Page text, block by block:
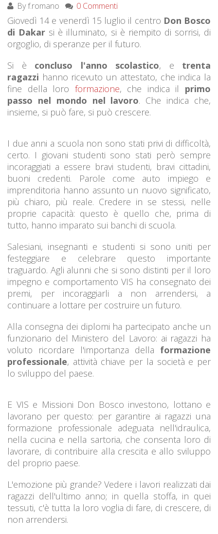
Byf.romano 0 Commenti
Giovedì 14 e venerdì 15 luglio il centro Don Bosco
di Dakar si è illuminato, si è riempito di sorrisi, di
orgoglio, di speranze per il futuro.
Si è concluso l'anno scolastico, e trenta
ragazzi hanno ricevuto un attestato, che indica la
fine della loro formazione, che indica il primo
passo nel mondo nel lavoro. Che indica che,
insieme, si può fare, si può crescere.
I due anni a scuola non sono stati privi di difficoltà,
certo. I giovani studenti sono stati però sempre
incoraggiati a essere bravi studenti, bravi cittadini,
buoni credenti. Parole come auto impiego e
imprenditoria hanno assunto un nuovo significato,
più chiaro, più reale. Credere in se stessi, nelle
proprie capacità: questo è quello che, prima di
tutto, hanno imparato sui banchi di scuola.
Salesiani, insegnanti e studenti si sono uniti per
festeggiare e celebrare questo importante
traguardo. Agli alunni che si sono distinti per il loro
impegno e comportamento VIS ha consegnato dei
premi, per incoraggiarli a non arrendersi, a
continuare a lottare per costruire un futuro.
Alla consegna dei diplomi ha partecipato anche un
funzionario del Ministero del Lavoro: ai ragazzi ha
voluto ricordare l'importanza della formazione
professionale, attività chiave per la società e per
lo sviluppo del paese.
E VIS e Missioni Don Bosco investono, lottano e
lavorano per questo: per garantire ai ragazzi una
formazione professionale adeguata nell'idraulica,
nella cucina e nella sartoria, che consenta loro di
lavorare, di contribuire alla crescita e allo sviluppo
del proprio paese.
L'emozione più grande? Vedere i lavori realizzati dai
ragazzi dell'ultimo anno; in quella stoffa, in quei
tessuti, c'è tutta la loro voglia di fare, di crescere, di
non arrendersi.